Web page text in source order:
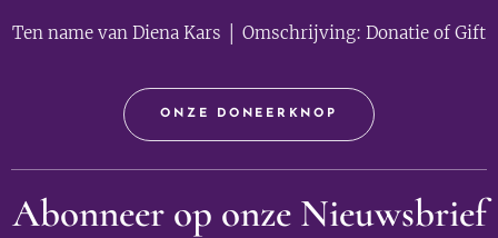
Ten name van Diena Kars │ Omschrijving: Donatie of Gift
ONZE DONEERKNOP
Abonneer op onze Nieuwsbrief